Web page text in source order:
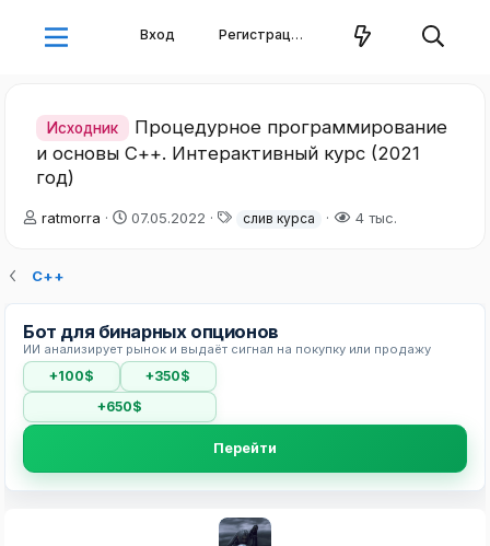
Вход Регистрация
Исходник
Процедурное программирование
и основы С++. Интерактивный курс (2021
год)
А
о
е
м
ы
ratmorra
Д
ч
а
а
07.05.2022
Тслив курса 4 тыс.
С++
Бот для бинарных опционов
ИИ анализирует рынок и выдаёт сигнал на покупку или продажу
+100$
+350$
+650$
Перейти